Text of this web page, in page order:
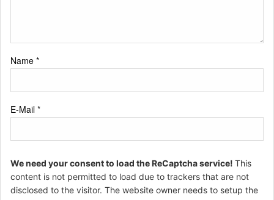
Name *
E-Mail *
We need your consent to load the ReCaptcha service! This
content is not permitted to load due to trackers that are not
disclosed to the visitor. The website owner needs to setup the